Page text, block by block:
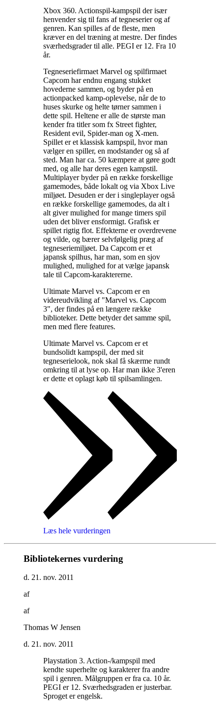
Xbox 360. Actionspil-kampspil der især
henvender sig til fans af tegneserier og af
genren. Kan spilles af de fleste, men
kræver en del træning at mestre. Der findes
sværhedsgrader til alle. PEGI er 12. Fra 10
år.
Tegneseriefirmaet Marvel og spilfirmaet
Capcom har endnu engang stukket
hovederne sammen, og byder på en
actionpacked kamp-oplevelse, når de to
huses skurke og helte tørner sammen i
dette spil. Heltene er alle de største man
kender fra titler som fx Street fighter,
Resident evil, Spider-man og X-men.
Spillet er et klassisk kampspil, hvor man
vælger en spiller, en modstander og så af
sted. Man har ca. 50 kæmpere at gøre godt
med, og alle har deres egen kampstil.
Multiplayer byder på en række forskellige
gamemodes, både lokalt og via Xbox Live
miljøet. Desuden er der i singleplayer også
en række forskellige gamemodes, da alt i
alt giver mulighed for mange timers spil
uden det bliver ensformigt. Grafisk er
spillet rigtig flot. Effekterne er overdrevene
og vilde, og bærer selvfølgelig præg af
tegneseriemiljøet. Da Capcom er et
japansk spilhus, har man, som en sjov
mulighed, mulighed for at vælge japansk
tale til Capcom-karaktererne.
Ultimate Marvel vs. Capcom er en
videreudvikling af "Marvel vs. Capcom
3", der findes på en længere række
biblioteker. Dette betyder det samme spil,
men med flere features.
Ultimate Marvel vs. Capcom er et
bundsolidt kampspil, der med sit
tegneserielook, nok skal få skærme rundt
omkring til at lyse op. Har man ikke 3'eren
er dette et oplagt køb til spilsamlingen.
Læs hele vurderingen
Bibliotekernes vurdering
d. 21. nov. 2011
af
af
Thomas W Jensen
d. 21. nov. 2011
Playstation 3. Action-/kampspil med
kendte superhelte og karakterer fra andre
spil i genren. Målgruppen er fra ca. 10 år.
PEGI er 12. Sværhedsgraden er justerbar.
Sproget er engelsk.